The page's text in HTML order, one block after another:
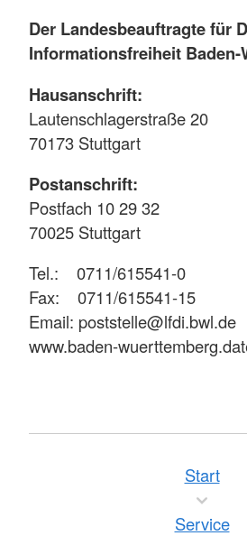
Der Landesbeauftragte für
Informationsfreiheit Baden-
Hausanschrift:
Lautenschlagerstraße 20
70173 Stuttgart
Postanschrift:
Postfach 10 29 32
70025 Stuttgart
Tel.: 0711/615541-0
Fax: 0711/615541-15
Email: poststelle@lfdi.bwl.de
www.baden-
Start
Service